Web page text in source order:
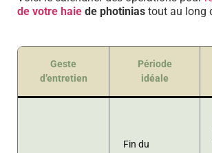
de votre haie de photinias tout au long
Geste
d’entretien
Période
idéale
Fin du